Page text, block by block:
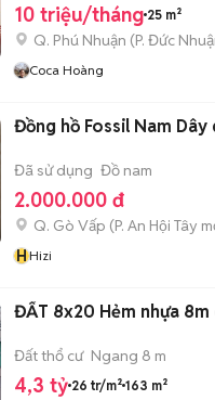
10 triệu/tháng 25 m²
Q. Phú Nhuận (P. Đức
Coca Hoàng
Đồng hồ Fossil Nam Dây
Đã sử dụng Đồ nam
2.000.000 đ
Q. Gò Vấp (P. An Hội Tây
HHizi
ĐẤT 8x20 Hẻm nhựa
Đất thổ cư Ngang 8 m
4,3 tỷ 26 tr/m² 163 m²